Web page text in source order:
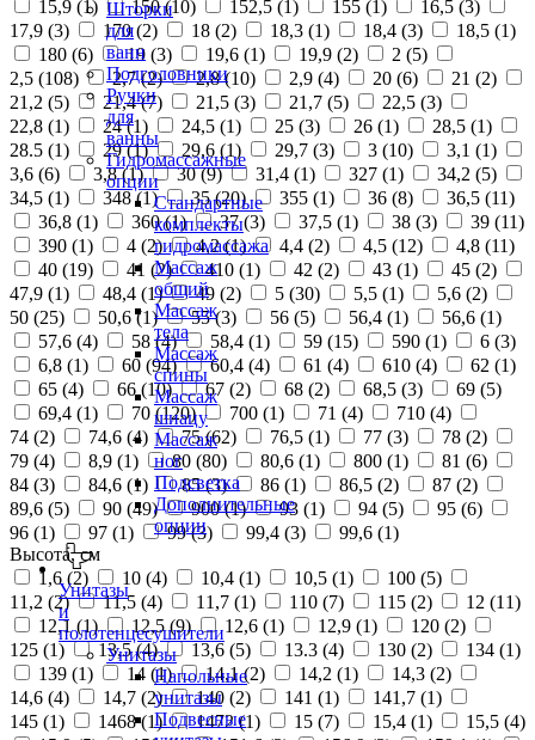
Шторки
для
ванн
Подголовники
Ручки
для
ванны
Гидромассажные
опции
Стандартные
комплекты
гидромассажа
Массаж
общий
Массаж
тела
Массаж
спины
Массаж
шиацу
Массаж
ног
Подсветка
Дополнительные
опции
Унитазы
и
полотенцесушители
Унитазы
Напольные
унитазы
Подвесные
15,9 (1) 150 (10) 152,5 (1) 155 (1) 16,5 (3)
17,9 (3) 170 (2) 18 (2) 18,3 (1) 18,4 (3) 18,5 (1)
180 (6) 19 (3) 19,6 (1) 19,9 (2) 2 (5)
2,5 (108) 2,7 (2) 2,8 (10) 2,9 (4) 20 (6) 21 (2)
21,2 (5) 21,4 (7) 21,5 (3) 21,7 (5) 22,5 (3)
22,8 (1) 24 (1) 24,5 (1) 25 (3) 26 (1) 28,5 (1)
28.5 (1) 29 (1) 29,6 (1) 29,7 (3) 3 (10) 3,1 (1)
3,6 (6) 3,8 (1) 30 (9) 31,4 (1) 327 (1) 34,2 (5)
34,5 (1) 348 (1) 35 (20) 355 (1) 36 (8) 36,5 (11)
36,8 (1) 360 (1) 37 (3) 37,5 (1) 38 (3) 39 (11)
390 (1) 4 (2) 4,2 (1) 4,4 (2) 4,5 (12) 4,8 (11)
40 (19) 41 (2) 410 (1) 42 (2) 43 (1) 45 (2)
47,9 (1) 48,4 (1) 49 (2) 5 (30) 5,5 (1) 5,6 (2)
50 (25) 50,6 (1) 55 (3) 56 (5) 56,4 (1) 56,6 (1)
57,6 (4) 58 (4) 58,4 (1) 59 (15) 590 (1) 6 (3)
6,8 (1) 60 (94) 60,4 (4) 61 (4) 610 (4) 62 (1)
65 (4) 66 (10) 67 (2) 68 (2) 68,5 (3) 69 (5)
69,4 (1) 70 (120) 700 (1) 71 (4) 710 (4)
74 (2) 74,6 (4) 75 (62) 76,5 (1) 77 (3) 78 (2)
79 (4) 8,9 (1) 80 (80) 80,6 (1) 800 (1) 81 (6)
84 (3) 84,6 (1) 85 (3) 86 (1) 86,5 (2) 87 (2)
89,6 (5) 90 (49) 900 (1) 93 (1) 94 (5) 95 (6)
96 (1) 97 (1) 99 (3) 99,4 (3) 99,6 (1)
Высота, см
1,6 (2) 10 (4) 10,4 (1) 10,5 (1) 100 (5)
11,2 (2) 11,5 (4) 11,7 (1) 110 (7) 115 (2) 12 (11)
12,1 (1) 12,5 (9) 12,6 (1) 12,9 (1) 120 (2)
125 (1) 13,5 (4) 13,6 (5) 13.3 (4) 130 (2) 134 (1)
139 (1) 14 (1) 14,1 (2) 14,2 (1) 14,3 (2)
14,6 (4) 14,7 (2) 140 (2) 141 (1) 141,7 (1)
145 (1) 1468 (1) 1472 (1) 15 (7) 15,4 (1) 15,5 (4)